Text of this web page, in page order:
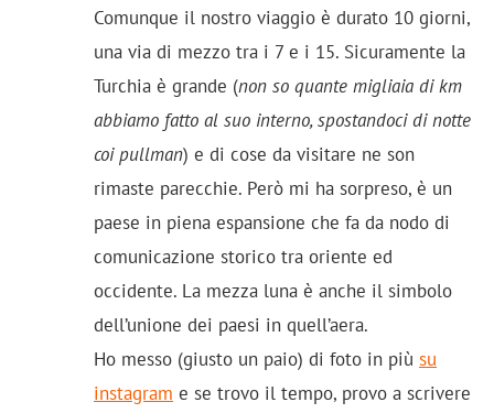
Comunque il nostro viaggio è durato 10 giorni,
una via di mezzo tra i 7 e i 15. Sicuramente la
Turchia è grande (non so quante migliaia di km
abbiamo fatto al suo interno, spostandoci di notte
coi pullman) e di cose da visitare ne son
rimaste parecchie. Però mi ha sorpreso, è un
paese in piena espansione che fa da nodo di
comunicazione storico tra oriente ed
occidente. La mezza luna è anche il simbolo
dell’unione dei paesi in quell’aera.
Ho messo (giusto un paio) di foto in più su
instagram e se trovo il tempo, provo a scrivere